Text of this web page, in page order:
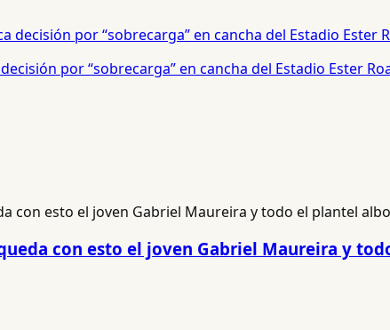
por “sobrecarga” en cancha del Estadio Ester
con esto el joven Gabriel Maureira y